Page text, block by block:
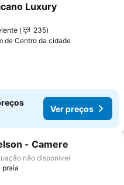
aos favoritos
Luxury
235
de Centro da cidade
Ver preços
aos favoritos
- Camere
não disponível
praia